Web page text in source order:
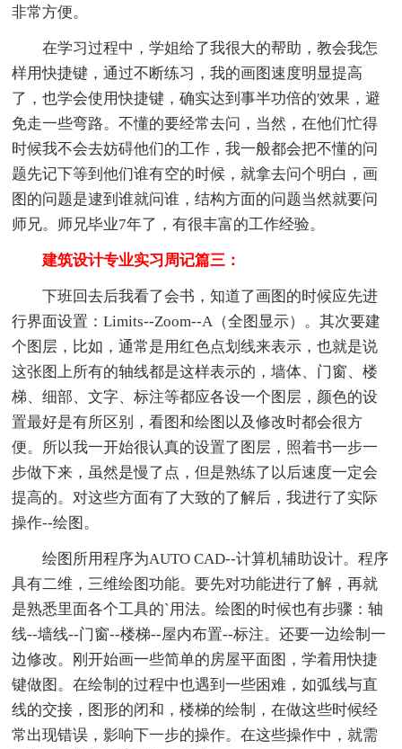
非常方便。
在学习过程中，学姐给了我很大的帮助，教会我怎
样用快捷键，通过不断练习，我的画图速度明显提高
了，也学会使用快捷键，确实达到事半功倍的'效果，避
免走一些弯路。不懂的要经常去问，当然，在他们忙得
时候我不会去妨碍他们的工作，我一般都会把不懂的问
题先记下等到他们谁有空的时候，就拿去问个明白，画
图的问题是逮到谁就问谁，结构方面的问题当然就要问
师兄。师兄毕业7年了，有很丰富的工作经验。
建筑设计专业实习周记篇三：
下班回去后我看了会书，知道了画图的时候应先进
行界面设置：Limits--Zoom--A（全图显示）。其次要建
个图层，比如，通常是用红色点划线来表示，也就是说
这张图上所有的轴线都是这样表示的，墙体、门窗、楼
梯、细部、文字、标注等都应各设一个图层，颜色的设
置最好是有所区别，看图和绘图以及修改时都会很方
便。所以我一开始很认真的设置了图层，照着书一步一
步做下来，虽然是慢了点，但是熟练了以后速度一定会
提高的。对这些方面有了大致的了解后，我进行了实际
操作--绘图。
绘图所用程序为AUTO CAD--计算机辅助设计。程序
具有二维，三维绘图功能。要先对功能进行了解，再就
是熟悉里面各个工具的`用法。绘图的时候也有步骤：轴
线--墙线--门窗--楼梯--屋内布置--标注。还要一边绘制一
边修改。刚开始画一些简单的房屋平面图，学着用快捷
键做图。在绘制的过程中也遇到一些困难，如弧线与直
线的交接，图形的闭和，楼梯的绘制，在做这些时候经
常出现错误，影响下一步的操作。在这些操作中，就需